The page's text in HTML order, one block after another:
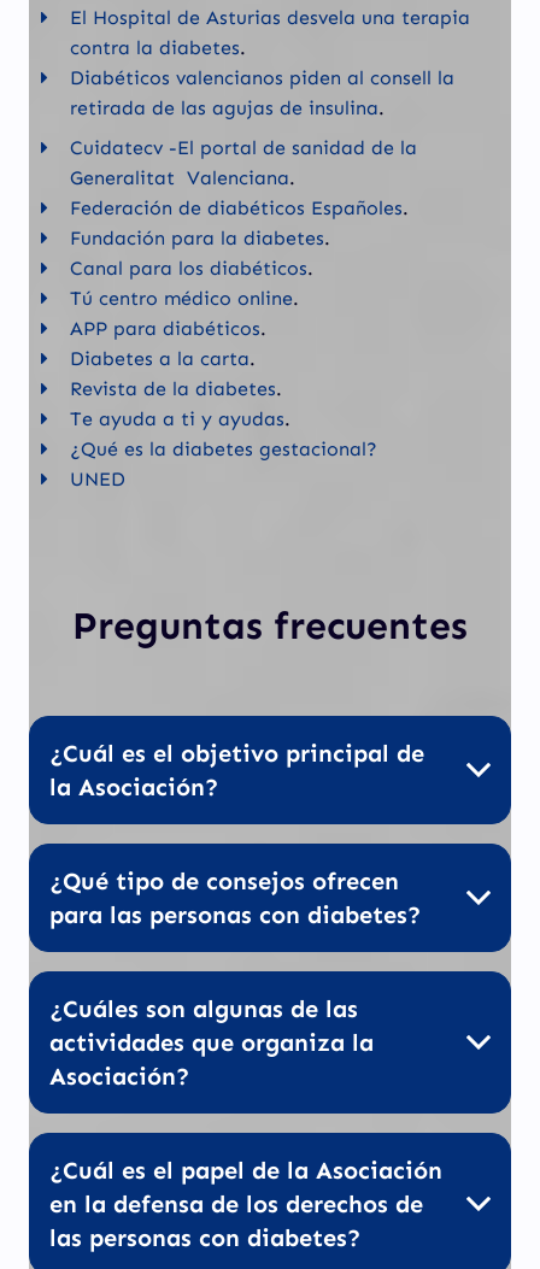
El Hospital de Asturias desvela una terapia
contra la diabetes.
Diabéticos valencianos piden al consell la
retirada de las agujas de insulina.
Cuidatecv -El portal de sanidad de la
Generalitat Valenciana.
Federación de diabéticos Españoles.
Fundación para la diabetes.
Canal para los diabéticos.
Tú centro médico online.
APP para diabéticos.
Diabetes a la carta.
Revista de la diabetes.
Te ayuda a ti y ayudas.
¿Qué es la diabetes gestacional?
UNED
Preguntas frecuentes
¿Cuál es el objetivo principal de
la Asociación?
¿Qué tipo de consejos ofrecen
para las personas con diabetes?
¿Cuáles son algunas de las
actividades que organiza la
Asociación?
¿Cuál es el papel de la Asociación
en la defensa de los derechos de
las personas con diabetes?